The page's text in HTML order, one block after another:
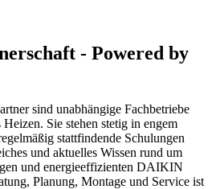
- Powered by
sind unabhängige Fachbetriebe
Sie stehen stetig in engem
stattfindende Schulungen
und aktuelles Wissen rund um
und energieeffizienten DAIKIN
Planung, Montage und Service ist